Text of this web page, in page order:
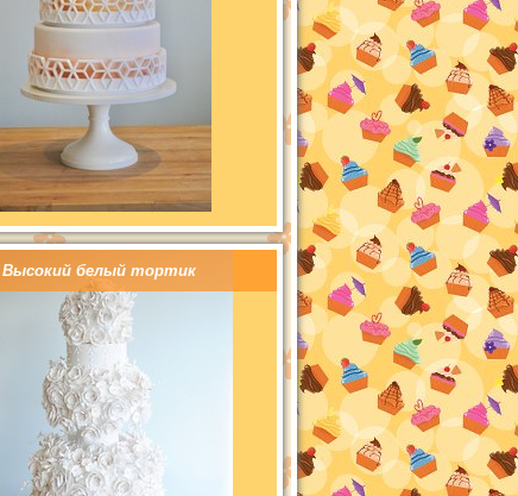
Высокий белый тортик